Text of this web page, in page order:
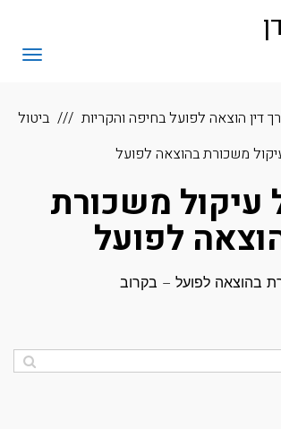
דין הוצאה לפועל בחיפה והקריות
ביטול
משכורת בהוצאה לפועל
עיקול משכורת
לפועל
בהוצאה לפועל – בקרוב